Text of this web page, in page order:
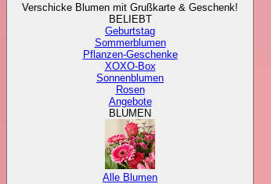
Verschicke Blumen mit Grußkarte & Geschenk!
BELIEBT
Geburtstag
Sommerblumen
Pflanzen-Geschenke
XOXO-Box
Sonnenblumen
Rosen
Angebote
BLUMEN
Alle Blumen